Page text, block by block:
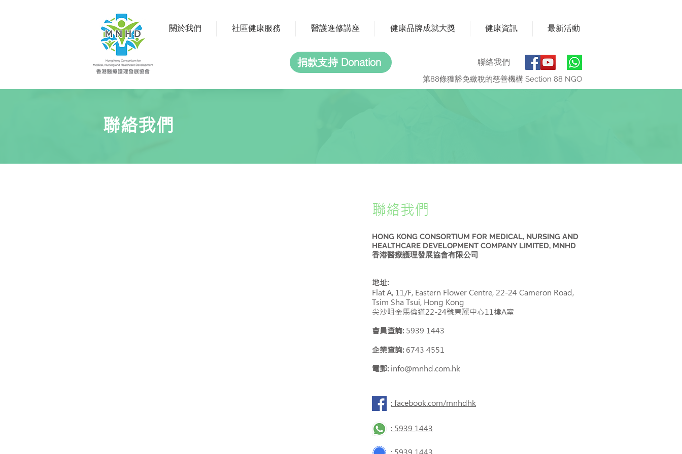
關於我們 社區健康服務 醫護進修講座 健康品牌成就大獎 健康資訊 最新活動
捐款支持 Donation 聯絡我們
第88條獲豁免繳稅的慈善機構 Section 88 NGO
聯絡我們
聯絡我們
HONG KONG CONSORTIUM FOR MEDICAL, NURSING AND
HEALTHCARE DEVELOPMENT COMPANY LIMITED, MNHD
香港醫療護理發展協會有限公司
地址:
Flat A, 11/F, Eastern Flower Centre, 22-24 Cameron Road,
Tsim Sha Tsui, Hong Kong
尖沙咀金馬倫道22-24號東麗中心11樓A室
會員查詢: 5939 1443
企業查詢: 6743 4551
電郵: info@mnhd.com.hk
: facebook.com/mnhdhk
: 5939 1443